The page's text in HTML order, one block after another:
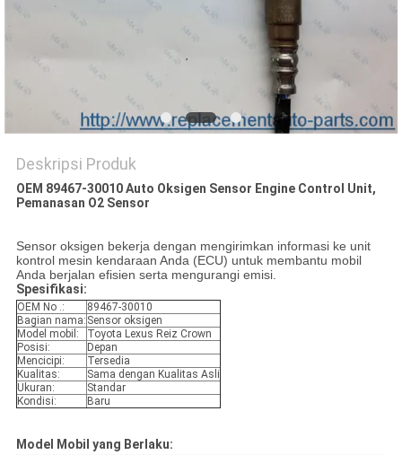
Deskripsi Produk
OEM 89467-30010 Auto Oksigen Sensor Engine Control Unit,
Pemanasan O2 Sensor
Sensor oksigen bekerja dengan mengirimkan informasi ke unit
kontrol mesin kendaraan Anda (ECU) untuk membantu mobil
Anda berjalan efisien serta mengurangi emisi.
Spesifikasi:
OEM No .:
89467-30010
Bagian nama: Sensor oksigen
Model mobil:
Toyota Lexus Reiz Crown
Posisi:
Depan
Mencicipi:
Tersedia
Kualitas:
Sama dengan Kualitas Asli
Ukuran:
Standar
Kondisi:
Baru
Model Mobil yang Berlaku: